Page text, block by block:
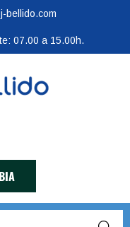
bellido.com
07.00 a 15.00h.
Busca